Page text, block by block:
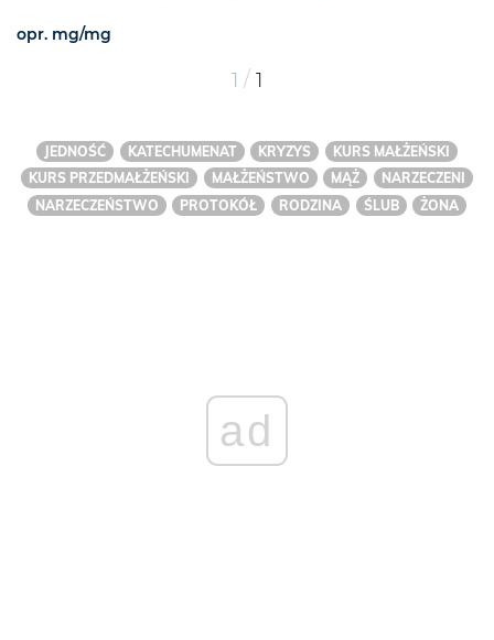
opr. mg/mg
1 / 1
JEDNOŚĆ KATECHUMENAT KRYZYS
KURS MAŁŻEŃSKI
KURS PRZEDMAŁŻEŃSKI
MAŁŻEŃSTWO MĄŻ
NARZECZENI
NARZECZEŃSTWO
PROTOKÓŁ RODZINA ŚLUB ŻONA
ad